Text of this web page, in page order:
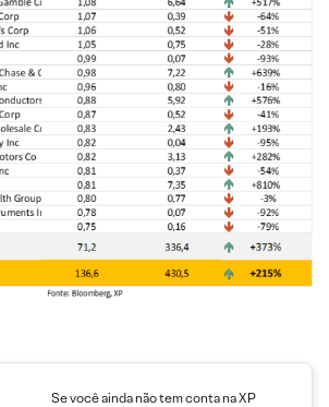
Se você ainda não tem conta na XP